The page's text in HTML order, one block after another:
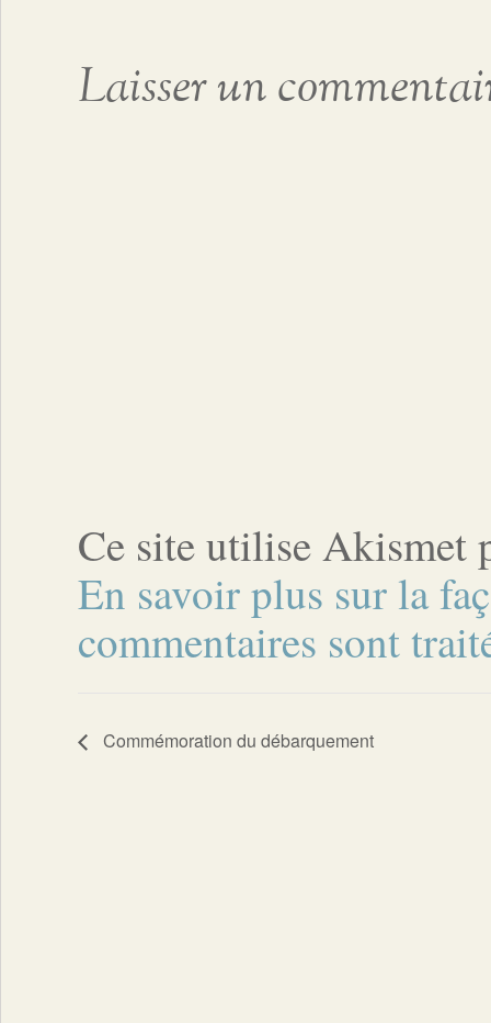
Laisser un
Ce site utilise Akismet
En savoir plus sur la
commentaires sont
Commémoration du débarquement